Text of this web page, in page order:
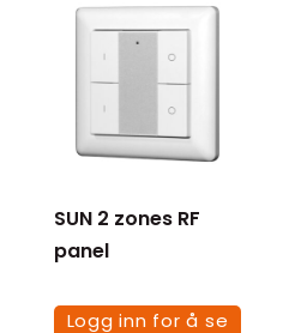
SUN 2 zones RF
panel
Logg inn for å se